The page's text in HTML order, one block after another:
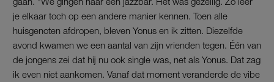
je elkaar toch op een andere manier kennen. Toen alle
huisgenoten afdropen, bleven Yonus en ik zitten. Diezelfde
avond kwamen we een aantal van zijn vrienden tegen. Één van
de jongens zei dat hij nu ook single was, net als Yonus. Dat zag
ik even niet aankomen. Vanaf dat moment veranderde de vibe